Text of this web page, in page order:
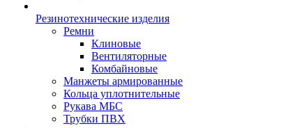
Резинотехнические изделия
Ремни
Клиновые
Вентиляторные
Комбайновые
Манжеты армированные
Кольца уплотнительные
Рукава МБС
Трубки ПВХ